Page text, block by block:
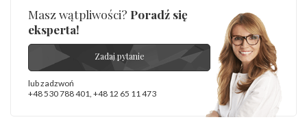
Masz wątpliwości? Poradź się
eksperta!
Zadaj pytanie
lub zadzwoń
+48 530 788 401 +48 12 65 11 473